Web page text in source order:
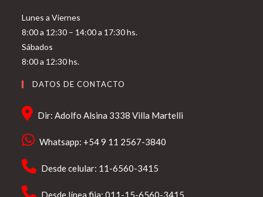
Lunes a Viernes
8:00 a 12:30 – 14:00 a 17:30 hs.
Sábados
8:00 a 12:30 hs.
DATOS DE CONTACTO
Dir: Adolfo Alsina 3338 Villa Martelli
Whatsapp: +54 9 11 2567-3840
Desde celular: 11-6560-3415
Desde línea fija: 011-15-6560-3415